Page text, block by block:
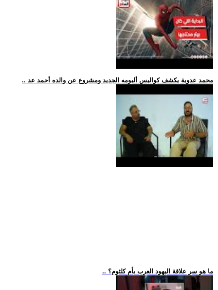
.. محمد عدوية يكشف كواليس ألبومه الجديد ومشروع عن والده أحمد عد
.. ما هو سر علاقة اليهود العرب بأم كلثوم؟